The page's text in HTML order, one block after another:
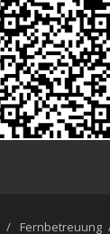
Fernbetreuung